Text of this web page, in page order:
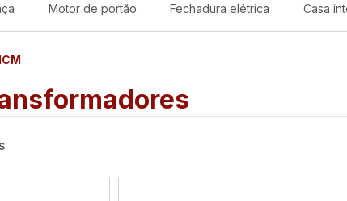
Motor de portão Fechadura elétrica Casa